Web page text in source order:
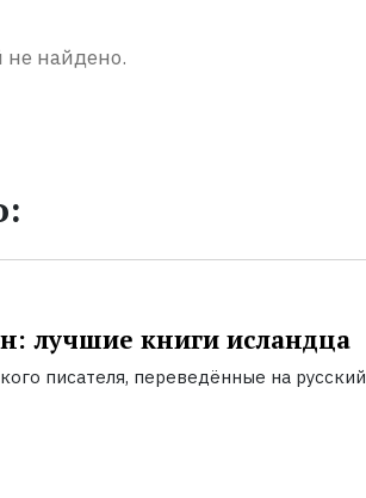
не найдено.
лучшие книги исландца
писателя, переведённые на русский